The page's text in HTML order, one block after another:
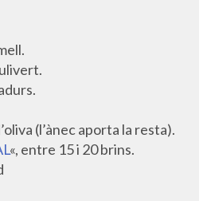
(l’ànec aporta la resta).
«, entre 15 i 20 brins.